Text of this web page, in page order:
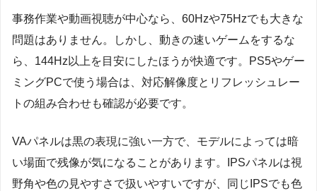
事務作業や動画視聴が中心なら、60Hzや75Hzでも大きな
問題はありません。しかし、動きの速いゲームをするな
ら、144Hz以上を目安にしたほうが快適です。PS5やゲー
ミングPCで使う場合は、対応解像度とリフレッシュレー
トの組み合わせも確認が必要です。
VAパネルは黒の表現に強い一方で、モデルによっては暗
い場面で残像が気になることがあります。IPSパネルは視
野角や色の見やすさで扱いやすいですが、同じIPSでも色